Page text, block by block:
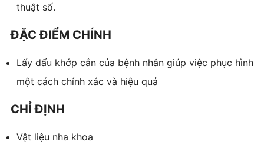
thuật số.
ĐẶC ĐIỂM CHÍNH
Lấy dấu khớp cắn của bệnh nhân giúp việc phục hình
một cách chính xác và hiệu quả
CHỈ ĐỊNH
Vật liệu nha khoa